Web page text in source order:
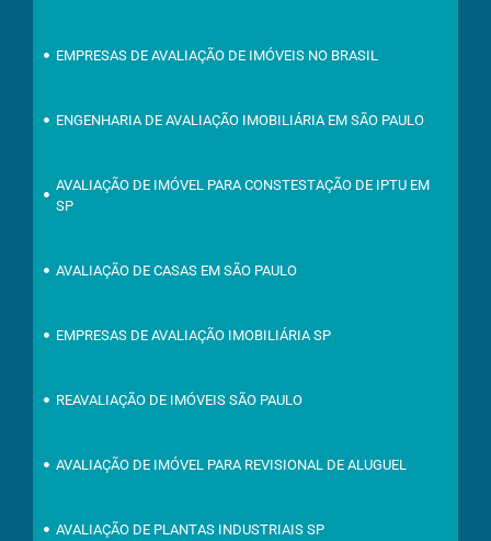
EMPRESAS DE AVALIAÇÃO DE IMÓVEIS NO BRASIL
ENGENHARIA DE AVALIAÇÃO IMOBILIÁRIA EM SÃO PAULO
AVALIAÇÃO DE IMÓVEL PARA CONSTESTAÇÃO DE IPTU EM
SP
AVALIAÇÃO DE CASAS EM SÃO PAULO
EMPRESAS DE AVALIAÇÃO IMOBILIÁRIA SP
REAVALIAÇÃO DE IMÓVEIS SÃO PAULO
AVALIAÇÃO DE IMÓVEL PARA REVISIONAL DE ALUGUEL
AVALIAÇÃO DE PLANTAS INDUSTRIAIS SP